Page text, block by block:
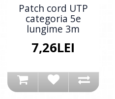
Patch cord UTP
categoria 5e
lungime 3m
7,26LEI